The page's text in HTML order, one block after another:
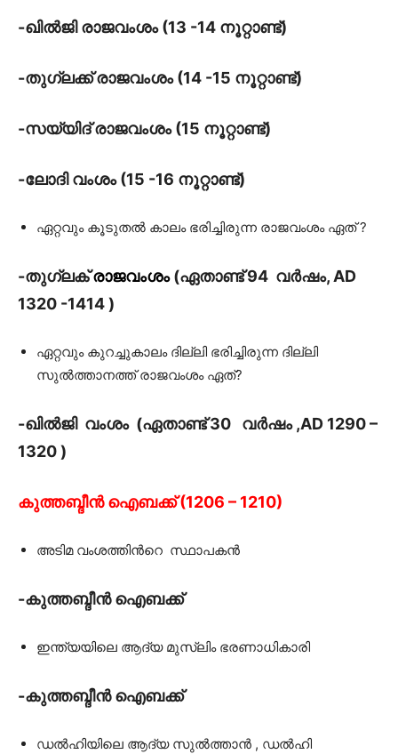
-ഖിൽജി രാജവംശം (13 -14 നൂറ്റാണ്ട്)
-തുഗ്ലക്ക് രാജവംശം (14 -15 നൂറ്റാണ്ട്)
-സയ്യിദ് രാജവംശം (15 നൂറ്റാണ്ട്)
-ലോദി വംശം (15 -16 നൂറ്റാണ്ട്)
ഏറ്റവും കൂടുതൽ കാലം ഭരിച്ചിരുന്ന രാജവംശം ഏത് ?
-തുഗ്ലക്രാജവംശം(ഏതാണ്ട് 94 വർഷം, AD
1320 -1414 )
ഏറ്റവും കുറച്ചുകാലം ദില്ലി ഭരിച്ചിരുന്ന ദില്ലി
സുൽത്താനത്ത് രാജവംശം ഏത്?
-ഖിൽജി വംശം (ഏതാണ്ട് 30 വർഷം ,AD 1290 –
1320 )
കുത്തബ്ദീൻ ഐബക്ക് (1206 – 1210)
അടിമ വംശത്തിൻറെ സ്ഥാപകൻ
-കുത്തബ്ദീൻ ഐബക്ക്
ഇന്ത്യയിലെ ആദ്യ മുസ്ലിം ഭരണാധികാരി
-കുത്തബ്ദീൻ ഐബക്ക്
ഡൽഹിയിലെ ആദ്യ സുൽത്താൻ , ഡൽഹി